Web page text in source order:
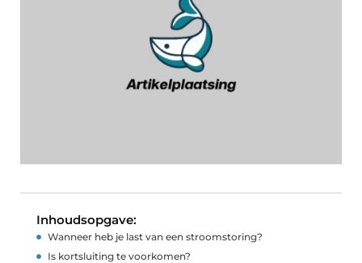
Inhoudsopgave:
Wanneer heb je last van een stroomstoring?
Is kortsluiting te voorkomen?